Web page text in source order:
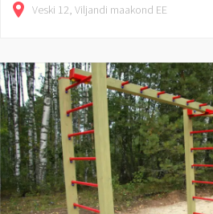
Veski 12 Viljandi maakond EE